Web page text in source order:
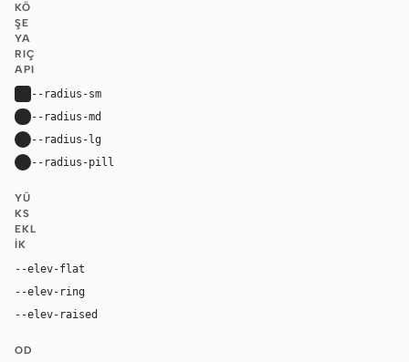
KÖ
ŞE
YA
RIÇ
API
--radius-sm
--radius-md
--radius-lg
--radius-pill
YÜ
KS
EKL
IK
--elev-flat
--elev-ring
--elev-raised
OD